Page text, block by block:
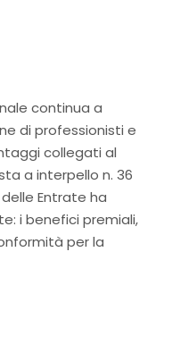
continua a
di professionisti e
collegati al
a interpello n. 36
delle Entrate ha
i benefici premiali,
per la